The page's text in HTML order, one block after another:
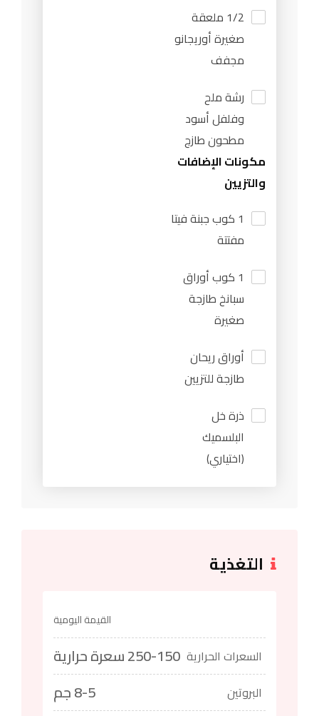
1/2 ملعقة
صغيرة أوريجانو
مجفف
رشة ملح
وفلفل أسود
مطحون طازج
مكونات الإضافات
والتزيين
1 كوب جبنة فيتا
مفتتة
1 كوب أوراق
سبانخ طازجة
صغيرة
أوراق ريحان
طازجة للتزيين
ذرة خل
البلسميك
(اختياري)
التغذية
القيمة اليومية
السعرات الحرارية 250-150 سعرة حرارية
البروتين
8-5 جم